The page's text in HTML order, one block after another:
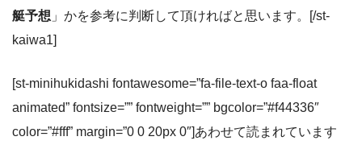
艇予想 」かを参考に判断して頂ければと思います。[/st-
kaiwa1]
[st-minihukidashi fontawesome=”fa-file-text-o faa-float
animated” fontsize=”” fontweight=”” bgcolor=”#f44336″
color=”#fff” margin=”0 0 20px 0″]あわせて読まれています